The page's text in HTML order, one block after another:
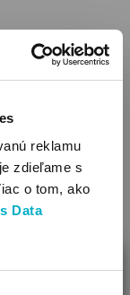
reklamu
zdieľame s
o tom, ako
Data